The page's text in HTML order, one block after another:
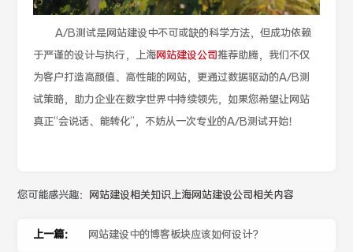
A/B测试是网站建设中不可或缺的科学方法，但成功依赖
于严谨的设计与执行，上海网站建设公司推荐助腾，我们不仅
为客户打造高颜值、高性能的网站，更通过数据驱动的A/B测
试策略，助力企业在数字世界中持续领先，如果您希望让网站
真正“会说话、能转化”，不妨从一次专业的A/B测试开始！
您可能感兴趣： 网站建设相关知识上海网站建设公司相关内容
上一篇： 网站建设中的博客板块应该如何设计？